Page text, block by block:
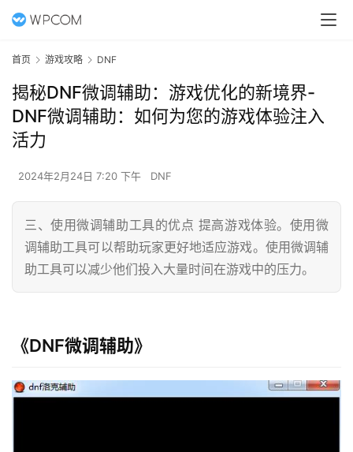
首页 游戏攻略 DNF
揭秘DNF微调辅助：游戏优化的新境界-
DNF微调辅助：如何为您的游戏体验注入
活力
2024年2月24日 7:20 下午 DNF
三、使用微调辅助工具的优点 提高游戏体验。使用微
调辅助工具可以帮助玩家更好地适应游戏。使用微调辅
助工具可以减少他们投入大量时间在游戏中的压力。
《DNF微调辅助》